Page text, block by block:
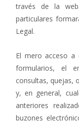
través de la
particulares
Legal.
El mero acceso a
formularios, el
consultas, quejas,
y, en general,
anteriores
buzones